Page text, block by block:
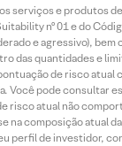
serviços e
nº 01 e do
e agressivo),
das quantidades e
de risco
Você pode consultar
risco atual não
composição atual
perfil de investidor,